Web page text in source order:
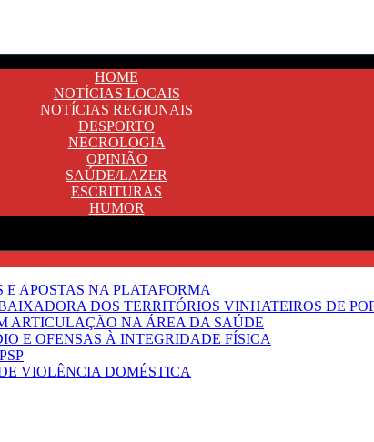
HOME
NOTÍCIAS LOCAIS
NOTÍCIAS REGIONAIS
DESPORTO
NECROLOGIA
OPINIÃO
SAÚDE/LAZER
ESCRITURAS
HUMOR
APOSTAS NA PLATAFORMA
DOS TERRITÓRIOS VINHATEIROS DE
ARTICULAÇÃO NA ÁREA DA SAÚDE
E OFENSAS À INTEGRIDADE FÍSICA
VIOLÊNCIA DOMÉSTICA